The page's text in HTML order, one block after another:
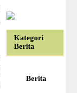
Kategori
Berita
Berita